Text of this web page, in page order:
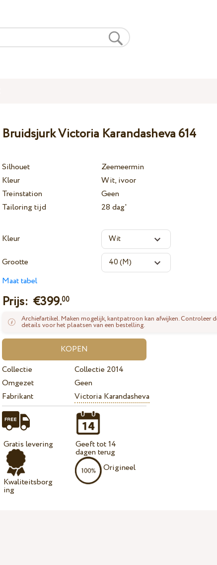
Bruidsjurk Victoria Karandasheva 614
Silhouet
Zeemeermin
Kleur
Wit, ivoor
Treinstation
Geen
Tailoring tijd
28 dag'
Kleur
Grootte
Maat tabel
Prijs: €399.00
Archiefartikel. Maken mogelijk, kantpatroon kan afwijken. Controleer
details voor het plaatsen van een bestelling.
Collectie
Collectie 2014
Omgezet
Geen
Fabrikant
Victoria Karandasheva
Gratis levering
Kwaliteitsborg
ing
Geeft tot 14
dagen terug
Origineel